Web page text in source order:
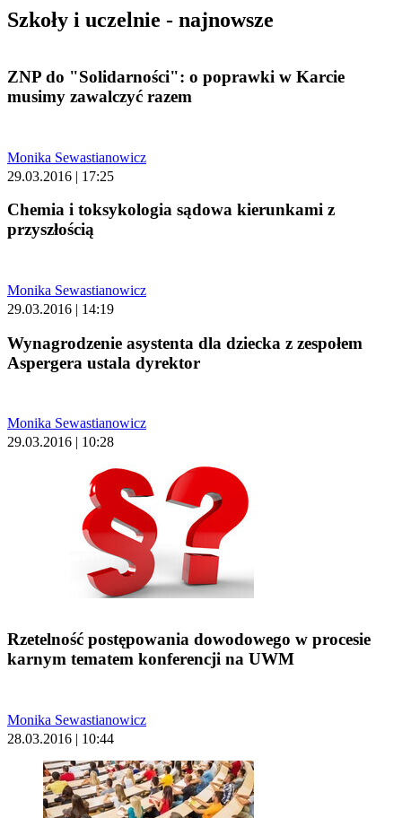
Szkoły i uczelnie - najnowsze
ZNP do "Solidarności": o poprawki w Karcie
musimy zawalczyć razem
Monika Sewastianowicz
29.03.2016 | 17:25
Chemia i toksykologia sądowa kierunkami z
przyszłością
Monika Sewastianowicz
29.03.2016 | 14:19
Wynagrodzenie asystenta dla dziecka z zespołem
Aspergera ustala dyrektor
Monika Sewastianowicz
29.03.2016 | 10:28
Rzetelność postępowania dowodowego w procesie
karnym tematem konferencji na UWM
Monika Sewastianowicz
28.03.2016 | 10:44